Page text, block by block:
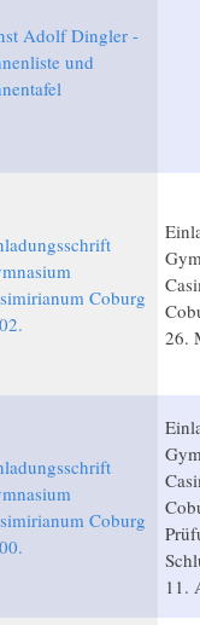
Adolf Dingler -
und
Coburg
26.
Coburg
11.